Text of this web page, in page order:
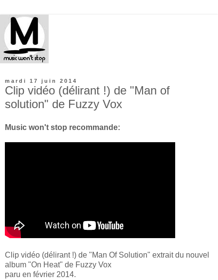
mardi 17 juin 2014
Clip vidéo (délirant !) de "Man of
solution" de Fuzzy Vox
Music won't stop recommande:
Clip vidéo (délirant !) de "Man Of Solution" extrait du nouvel
album "On Heat" de Fuzzy Vox
paru en février 2014.